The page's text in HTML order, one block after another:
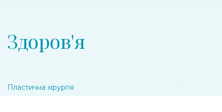
Здоров'я
Пластична хірургія